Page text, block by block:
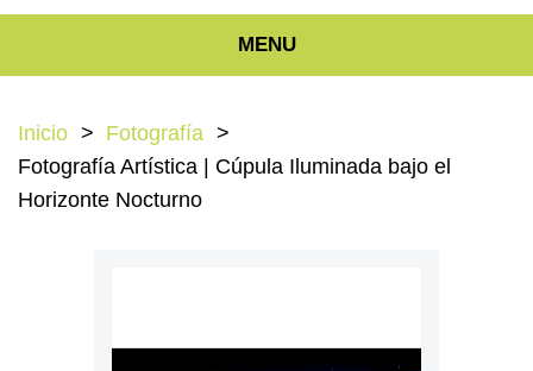
MENU
Inicio
Fotografía
Fotografía Artística | Cúpula Iluminada bajo el
Horizonte Nocturno